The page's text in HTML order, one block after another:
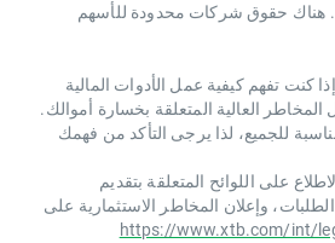
هناك حقوق شركات محدودة للأسهم
كنت تفهم كيفية عمل الأدوات المالية
المخاطر العالية المتعلقة بخسارة أموالك.
للجميع، لذا يرجى التأكد من فهمك
على اللوائح المتعلقة بتقديم
وإعلان المخاطر الاستثمارية على
https://www.xtb.com/int/